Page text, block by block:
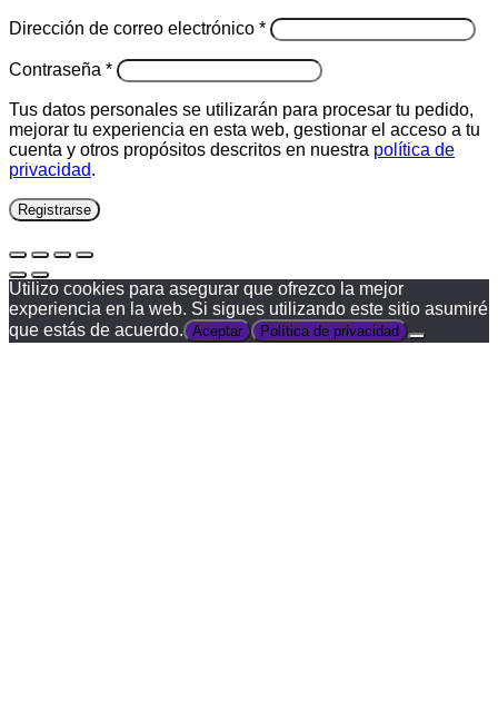
Dirección de correo electrónico *Obligatorio
Contraseña *Obligatorio
Tus datos personales se utilizarán para procesar tu pedido,
mejorar tu experiencia en esta web, gestionar el acceso a tu
cuenta y otros propósitos descritos en nuestra política de
privacidad.
Registrarse
Utilizo cookies para asegurar que ofrezco la mejor
experiencia en la web. Si sigues utilizando este sitio asumiré
que estás de acuerdo. Aceptar Política de privacidad